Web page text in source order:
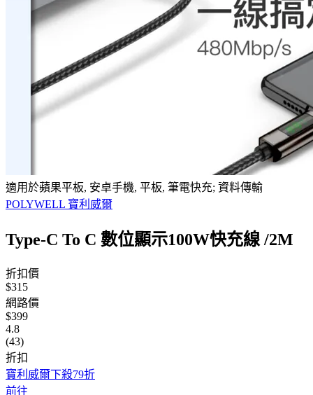
適用於蘋果平板, 安卓手機, 平板, 筆電快充; 資料傳輸
POLYWELL 寶利威爾
Type-C To C 數位顯示100W快充線 /2M
折扣價
$315
網路價
$399
4.8
(43)
折扣
寶利威爾下殺79折
前往